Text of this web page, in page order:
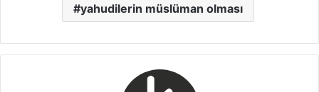
yahudilerin müslüman olması